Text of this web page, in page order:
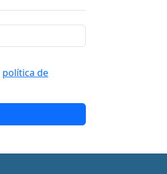
política de